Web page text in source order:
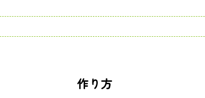
作り方